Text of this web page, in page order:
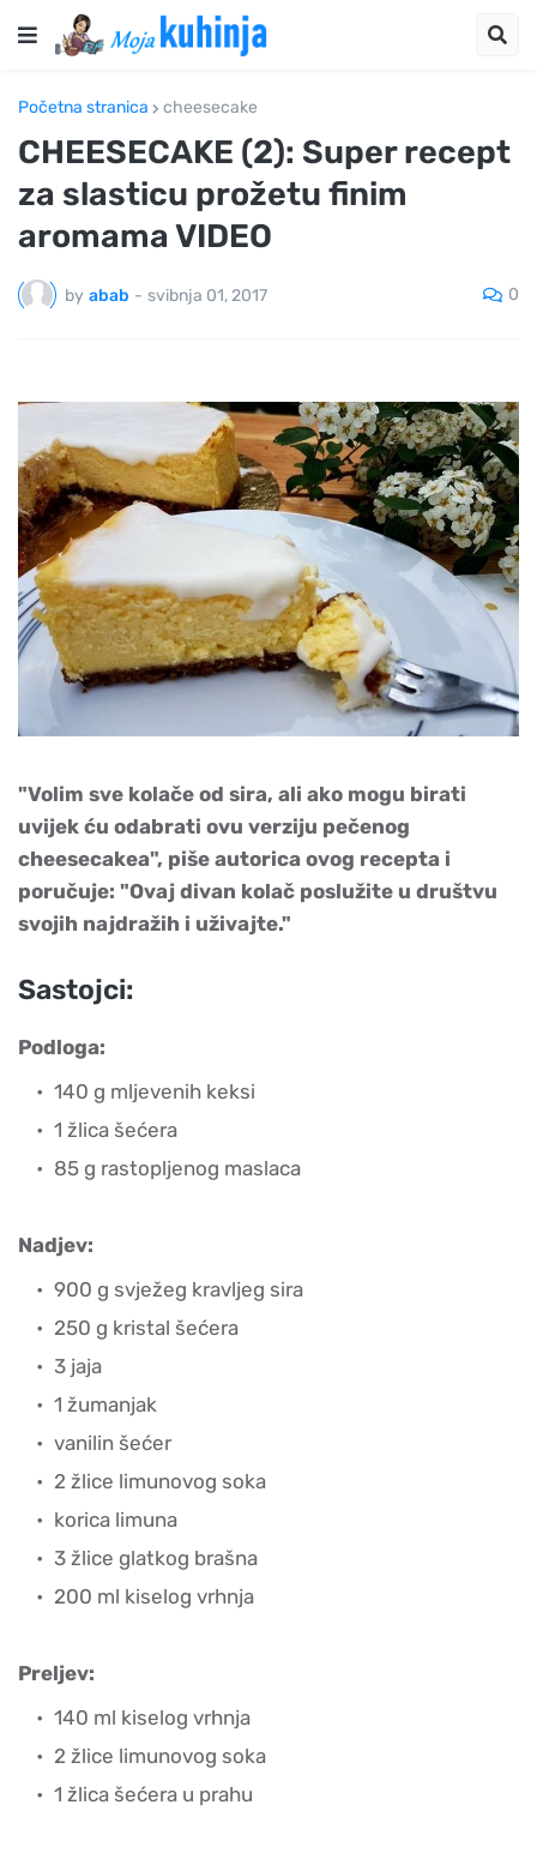
Početna stranica cheesecake
CHEESECAKE (2): Super recept
za slasticu prožetu finim
aromama VIDEO
by abab - svibnja 01, 2017 0
"Volim sve kolače od sira, ali ako mogu birati
uvijek ću odabrati ovu verziju pečenog
cheesecakea", piše autorica ovog recepta i
poručuje: "Ovaj divan kolač poslužite u društvu
svojih najdražih i uživajte."
Sastojci:
Podloga:
140 g mljevenih keksi
1 žlica šećera
85 g rastopljenog maslaca
Nadjev:
900 g svježeg kravljeg sira
250 g kristal šećera
3 jaja
1 žumanjak
vanilin šećer
2 žlice limunovog soka
korica limuna
3 žlice glatkog brašna
200 ml kiselog vrhnja
Preljev:
140 ml kiselog vrhnja
2 žlice limunovog soka
1 žlica šećera u prahu